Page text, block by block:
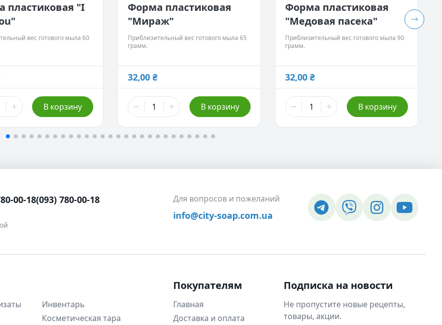
пластиковая "I
вес готового мыла 60
В корзину
Форма пластиковая
"Мираж"
Приблизительный вес готового мыла 65
грамм.
32,00 ₴
В корзину
Форма пластиковая
"Медовая пасека"
Приблизительный вес готового мыла 90
грамм.
32,00 ₴
В корзину
00-18(093) 780-00-18 Для вопросов и пожеланий
info@city-soap.com.ua
Инвентарь
Косметическая тара
Покупателям
Главная
Доставка и оплата
Подписка на новости
Не пропустите новые рецепты,
товары, акции.